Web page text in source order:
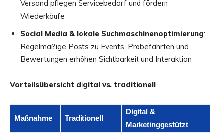
Versand pflegen Servicebedarf und fördern
Wiederkäufe
Social Media & lokale Suchmaschinenoptimierung:
Regelmäßige Posts zu Events, Probefahrten und
Bewertungen erhöhen Sichtbarkeit und Interaktion
Vorteilsübersicht digital vs. traditionell
Maßnahme Traditionell
Digital &
Marketinggestützt